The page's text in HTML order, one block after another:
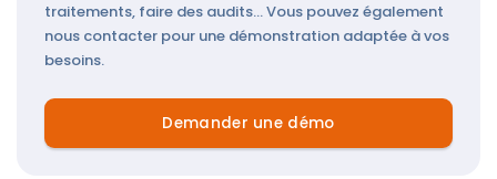
traitements, faire des audits... Vous pouvez également
nous contacter pour une démonstration adaptée à vos
besoins.
Demander une démo